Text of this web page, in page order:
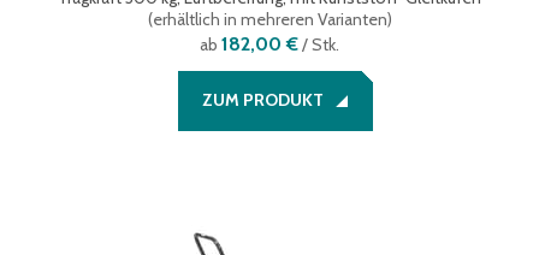
(erhältlich in mehreren Varianten)
ab 182,00 €/ Stk.
ZUM PRODUKT